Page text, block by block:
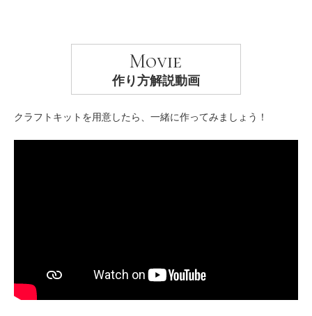
Movie
作り方解説動画
クラフトキットを用意したら、一緒に作ってみましょう！